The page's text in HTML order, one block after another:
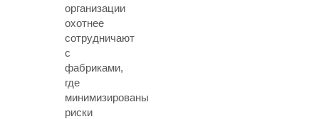
организации
охотнее
сотрудничают
с
фабриками,
где
минимизированы
риски